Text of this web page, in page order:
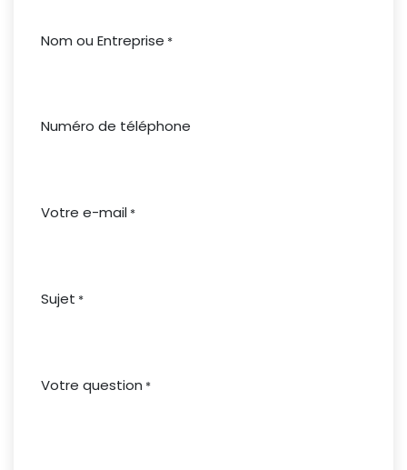
Nom ou Entreprise *
Numéro de téléphone
Votre e-mail *
Sujet *
Votre question *